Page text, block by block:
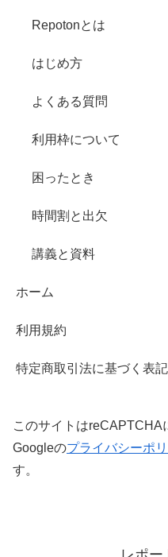
Repotonとは
はじめ方
よくある質問
利用枠について
困ったとき
時間割と出欠
講義と資料
ホーム
利用規約
特定商取引法に基づく表記
このサイトはreCAPTCHA
Googleのプライバシーポ
す。